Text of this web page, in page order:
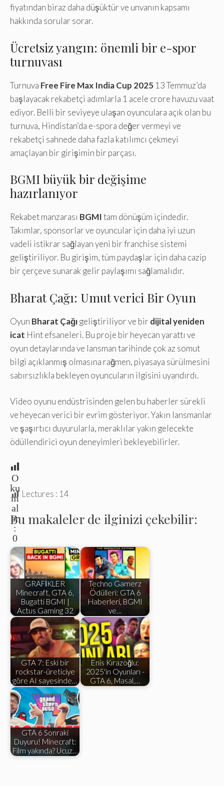
fiyatından biraz daha düşüktür ve unvanın kapsamı
hakkında sorular sorar.
Ücretsiz yangın: önemli bir e-spor
turnuvası
Turnuva Free Fire Max India Cup 2025 13 Temmuz’da
başlayacak rekabetçi adımlarla 1 acele crore havuzu vaat
ediyor. Belli bir seviyeye ulaşan oyunculara açık olan bu
turnuva, Hindistan’da e-spora değer vermeyi ve
rekabetçi sahnede daha fazla katılımcı çekmeyi
amaçlayan bir girişimin bir parçası.
BGMI büyük bir değişime
hazırlanıyor
Rekabet manzarası BGMItam dönüşüm içindedir.
Takımlar, sponsorlar ve oyuncular için daha iyi uzun
vadeli istikrar sağlayan yeni bir franchise sistemi
geliştiriliyor. Bu girişim, tüm paydaşlar için daha cazip
bir çerçeve sunarak gelir paylaşımı sağlamalıdır.
Bharat Çağı: Umut verici Bir Oyun
Oyun Bharat Çağıgeliştiriliyor ve bir dijital yeniden
icat Hint efsaneleri. Bu proje bir heyecan yarattı ve
oyun detaylarında ve lansman tarihinde çok az somut
bilgi açıklanmış olmasına rağmen, piyasaya sürülmesini
sabırsızlıkla bekleyen oyuncuların ilgisini uyandırdı.
Video oyunu endüstrisinden gelen bu haberler sürekli
ve heyecan verici bir evrim gösteriyor. Yakın lansmanlar
ve şaşırtıcı duyurularla, meraklılar yakın gelecekte
ödüllendirici oyun deneyimleri bekleyebilirler.
O
ku
m
al
ar
:
0
Lectures : 14
Bu makaleler de ilginizi çekebilir:
GRAFİKLER
Minecraft, GTA 6,
Bugatti BGMI |
Actus Gaming 32
Techno Gamerz
Ödülleri: GTA 6
Haberleri, BGMI
ve…
GTA 7: Eski bir
rockstar-üreticiye
göre AI sayesinde…
Enis Kırazoğlu:
2025'in Oyunları -
GTA 6, Masal,…
GTA 6 Sonraki
Duyuru! Minecraft:
Film yakında? Ucuz…